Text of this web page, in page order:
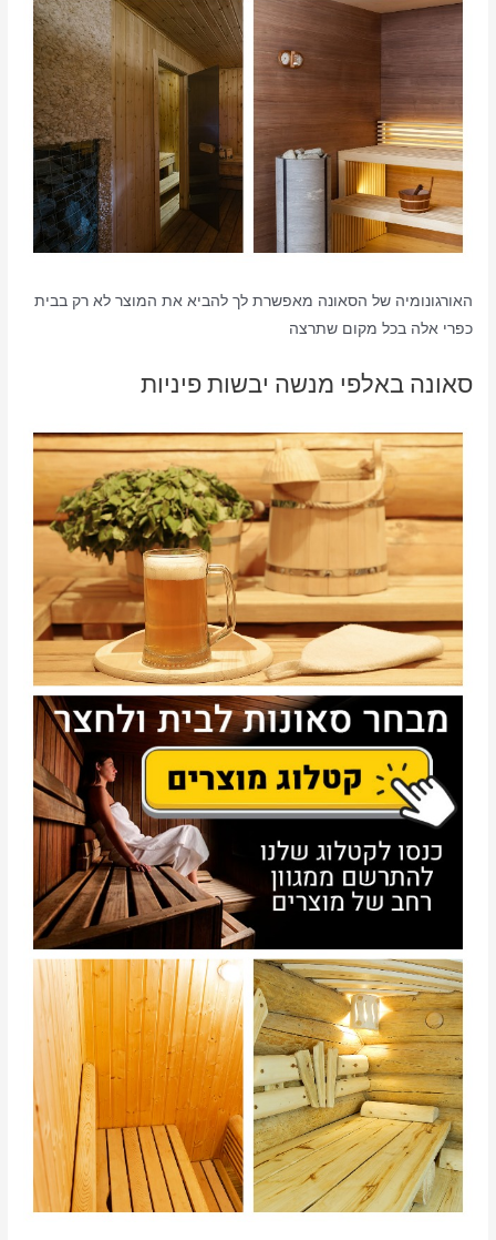
האורגונומיה של הסאונה מאפשרת לך להביא את המוצר לא רק בבית
כפרי אלה בכל מקום שתרצה
סאונה באלפי מנשה יבשות פיניות